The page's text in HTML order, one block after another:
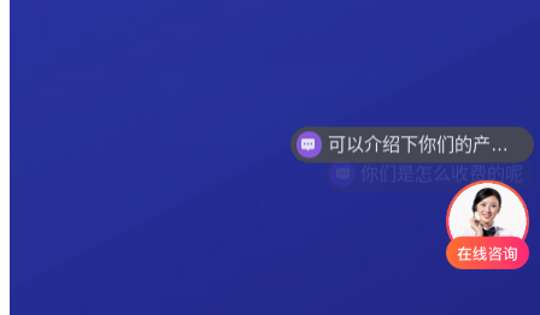
你们是怎么收费的呢